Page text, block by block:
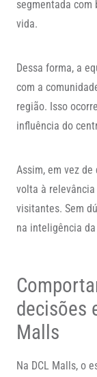
segmentada com
vida.
Dessa forma, a
com a
região. Isso
influência do
Assim, em vez
volta à
visitantes. Sem
na inteligência
decisões
Malls
Na DCL Malls, o